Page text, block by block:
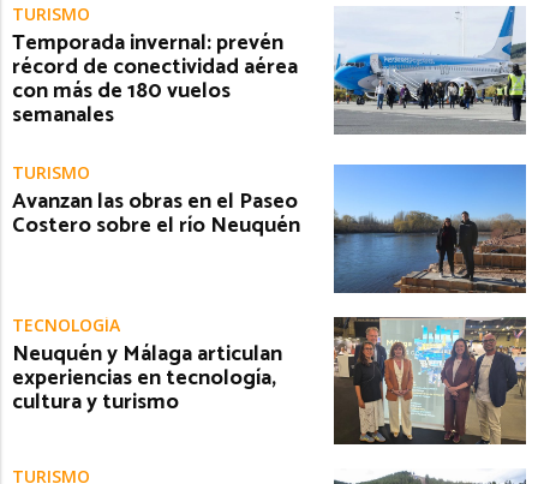
TURISMO
Temporada invernal: prevén
récord de conectividad aérea
con más de 180 vuelos
semanales
TURISMO
Avanzan las obras en el Paseo
Costero sobre el río Neuquén
TECNOLOGÍA
Neuquén y Málaga articulan
experiencias en tecnología,
cultura y turismo
TURISMO